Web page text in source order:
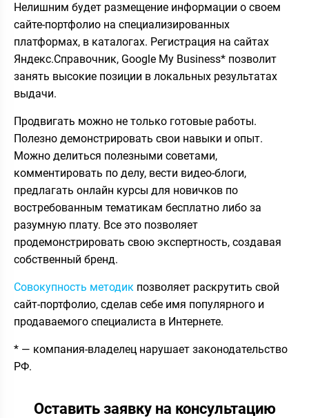
Нелишним будет размещение информации о своем
сайте-портфолио на специализированных
платформах, в каталогах. Регистрация на сайтах
Яндекс.Справочник, Google My Business* позволит
занять высокие позиции в локальных результатах
выдачи.
Продвигать можно не только готовые работы.
Полезно демонстрировать свои навыки и опыт.
Можно делиться полезными советами,
комментировать по делу, вести видео-блоги,
предлагать онлайн курсы для новичков по
востребованным тематикам бесплатно либо за
разумную плату. Все это позволяет
продемонстрировать свою экспертность, создавая
собственный бренд.
Совокупность методик позволяет раскрутить свой
сайт-портфолио, сделав себе имя популярного и
продаваемого специалиста в Интернете.
* — компания-владелец нарушает законодательство
РФ.
Оставить заявку на консультацию